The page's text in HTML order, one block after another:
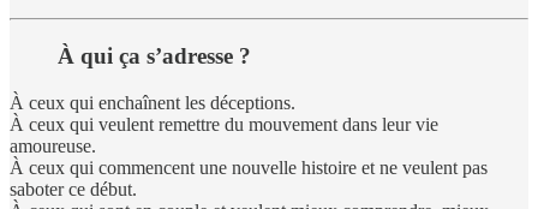
À qui ça s’adresse ?
À ceux qui enchaînent les déceptions.
À ceux qui veulent remettre du mouvement dans leur vie
amoureuse.
À ceux qui commencent une nouvelle histoire et ne veulent pas
saboter ce début.